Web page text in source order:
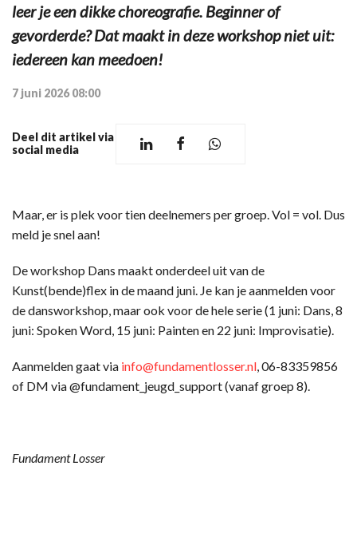
leer je een dikke choreografie. Beginner of
gevorderde? Dat maakt in deze workshop niet uit:
iedereen kan meedoen!
7 juni 2026 08:00
Deel dit artikel via
social media
Maar, er is plek voor tien deelnemers per groep. Vol = vol. Dus
meld je snel aan!
De workshop Dans maakt onderdeel uit van de
Kunst(bende)flex in de maand juni. Je kan je aanmelden voor
de dansworkshop, maar ook voor de hele serie (1 juni: Dans, 8
juni: Spoken Word, 15 juni: Painten en 22 juni: Improvisatie).
Aanmelden gaat via info@fundamentlosser.nl , 06-83359856
of DM via @fundament_jeugd_support (vanaf groep 8).
Fundament Losser